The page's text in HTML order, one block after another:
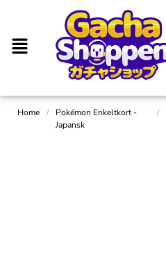
Home /
Pokémon Enkeltkort -
Japansk
/